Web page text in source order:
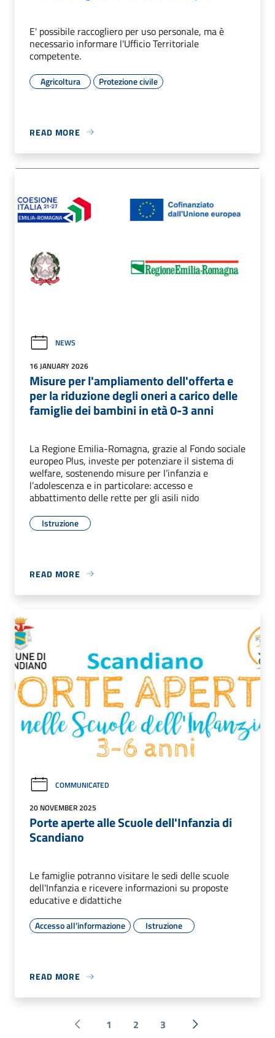
E' possibile raccogliero per uso personale, ma è
necessario informare l'Ufficio Territoriale
competente.
Agricoltura Protezione civile
READ MORE
NEWS
16 JANUARY 2026
Misure per l'ampliamento dell'offerta e
per la riduzione degli oneri a carico delle
famiglie dei bambini in età 0-3 anni
La Regione Emilia-Romagna, grazie al Fondo sociale
europeo Plus, investe per potenziare il sistema di
welfare, sostenendo misure per l’infanzia e
l’adolescenza e in particolare: accesso e
abbattimento delle rette per gli asili nido
Istruzione
READ MORE
COMMUNICATED
20 NOVEMBER 2025
Porte aperte alle Scuole dell'Infanzia di
Scandiano
Le famiglie potranno visitare le sedi delle scuole
dell'Infanzia e ricevere informazioni su proposte
educative e didattiche
Accesso all'informazione Istruzione
READ MORE
Pagina precedente
1 2 3 Next »